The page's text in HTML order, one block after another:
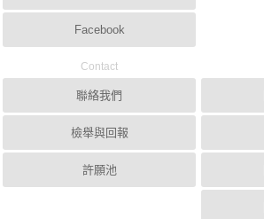
Facebook
Contact
聯絡我們
檢舉與回報
許願池